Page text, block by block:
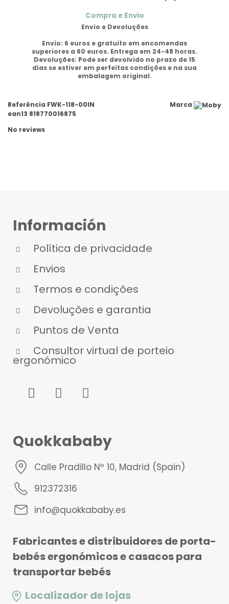
Compra e Envio
Envio e Devoluções
Envio: 6 euros e gratuito em encomendas
superiores a 60 euros. Entrega em 24-48 horas.
Devoluções: Pode ser devolvido no prazo de 15
dias se estiver em perfeitas condições e na sua
embalagem original.
Marca
Referência FWK-118-00IN
ean13 818770016875
No reviews
Información
Política de privacidade
Envios
Termos e condições
Devoluções e garantia
Puntos de Venta
Consultor virtual de porteio
ergonómico
Quokkababy
Calle Pradillo Nº 10, Madrid (Spain)
912372316
info@quokkababy.es
Fabricantes e distribuidores de porta-
bebés ergonómicos e casacos para
transportar bebés
Localizador de lojas